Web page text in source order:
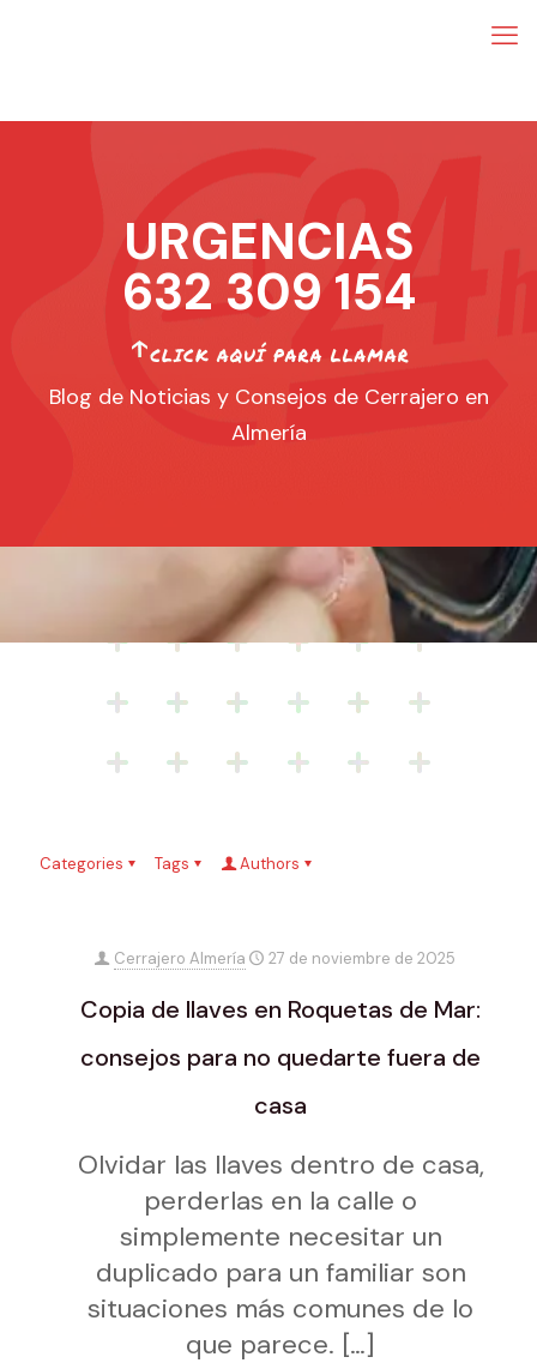
URGENCIAS
632 309 154
Blog de Noticias y Consejos de Cerrajero en
Almería
Categories Tags Authors
Cerrajero Almería 27 de noviembre de 2025
Copia de llaves en Roquetas de Mar:
consejos para no quedarte fuera de
casa
Olvidar las llaves dentro de casa,
perderlas en la calle o
simplemente necesitar un
duplicado para un familiar son
situaciones más comunes de lo
que parece. […]